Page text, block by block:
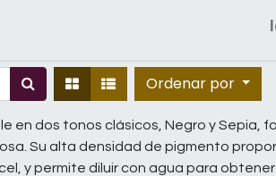
Ordenar por
en dos tonos clásicos, Negro y Sepia,
Su alta densidad de pigmento
y permite diluir con agua para